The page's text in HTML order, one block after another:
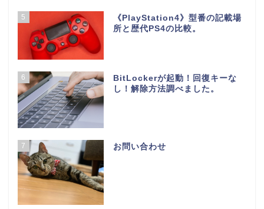
5
《PlayStation4》型番の記載場
所と歴代PS4の比較。
6
BitLockerが起動！回復キーな
し！解除方法調べました。
7 お問い合わせ